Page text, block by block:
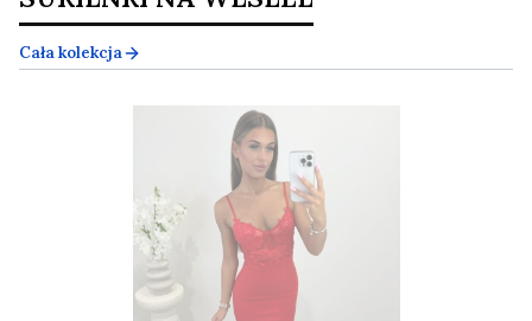
Cała kolekcja